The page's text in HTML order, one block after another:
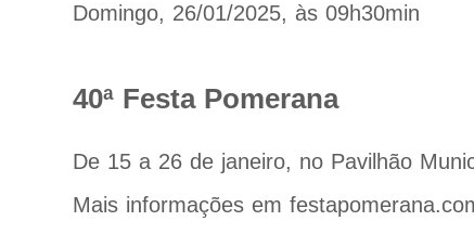
Domingo, 26/01/2025, às 09h30min
40ª Festa Pomerana
De 15 a 26 de janeiro, no Pavilhão
Mais informações em